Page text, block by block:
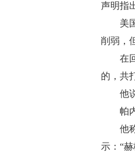
声明指
美国
削弱，
在回
的，共
他说
帕内
他称
示：“